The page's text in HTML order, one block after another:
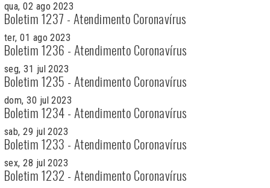
qua, 02 ago 2023
Boletim 1237 - Atendimento Coronavírus
ter, 01 ago 2023
Boletim 1236 - Atendimento Coronavírus
seg, 31 jul 2023
Boletim 1235 - Atendimento Coronavírus
dom, 30 jul 2023
Boletim 1234 - Atendimento Coronavírus
sab, 29 jul 2023
Boletim 1233 - Atendimento Coronavírus
sex, 28 jul 2023
Boletim 1232 - Atendimento Coronavírus